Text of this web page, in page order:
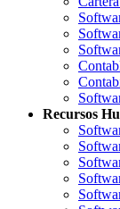
Recursos